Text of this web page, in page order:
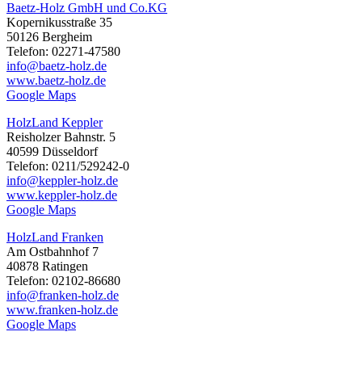
Baetz-Holz GmbH und Co.KG
Kopernikusstraße 35
50126 Bergheim
Telefon: 02271-47580
info@baetz-holz.de
www.baetz-holz.de
Google Maps
HolzLand Keppler
Reisholzer Bahnstr. 5
40599 Düsseldorf
Telefon: 0211/529242-0
info@keppler-holz.de
www.keppler-holz.de
Google Maps
HolzLand Franken
Am Ostbahnhof 7
40878 Ratingen
Telefon: 02102-86680
info@franken-holz.de
www.franken-holz.de
Google Maps